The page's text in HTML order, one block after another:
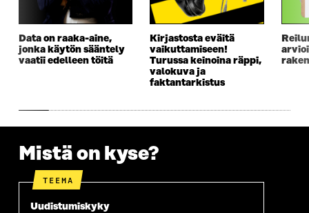
K
K
U
N
A
U
N
A
S
K
N
K
K
U
N
A
S
A
Data on raaka-aine,
jonka käytön sääntely
vaatii edelleen töitä
Kirjastosta eväitä
vaikuttamiseen!
Turussa keinoina räppi,
valokuva ja
faktantarkistus
Mistä on kyse?
TEEMA
Uudistumiskyky